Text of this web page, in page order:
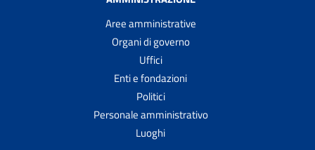
Aree amministrative
Organi di governo
Uffici
Enti e fondazioni
Politici
Personale amministrativo
Luoghi